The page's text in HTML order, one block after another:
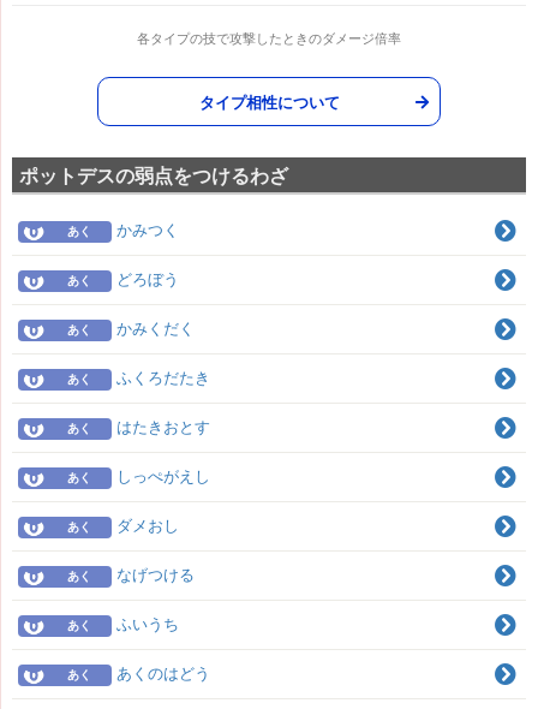
各タイプの技で攻撃したときのダメージ倍率
タイプ相性について
ポットデスの弱点をつけるわざ
あく かみつく
あく どろぼう
あく かみくだく
あく ふくろだたき
あく はたきおとす
あく しっぺがえし
あく ダメおし
あく なげつける
あく ふいうち
あく あくのはどう